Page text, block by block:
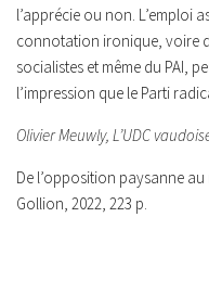
l’apprécie ou non. L’emploi
connotation ironique, voire
socialistes et même du PAI,
l’impression que le Parti
Olivier Meuwly, L’UDC
De l’opposition paysanne
Gollion, 2022, 223 p.